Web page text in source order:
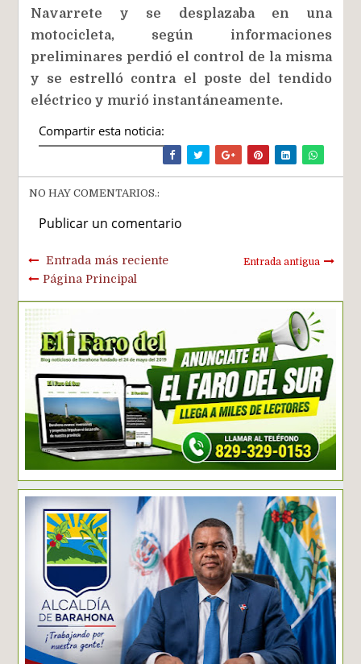
Navarrete y se desplazaba en una
motocicleta, según informaciones
preliminares perdió el control de la misma
y se estrelló contra el poste del tendido
eléctrico y murió instantáneamente.
Compartir esta noticia:
NO HAY COMENTARIOS.:
Publicar un comentario
Entrada más reciente Entrada antigua
Página Principal